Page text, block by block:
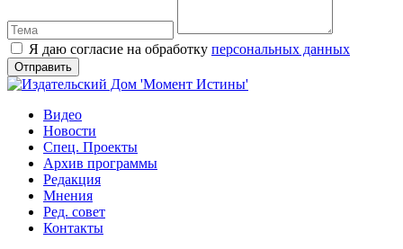
Я даю согласие на обработку персональных данных
Видео
Новости
Спец. Проекты
Архив программы
Редакция
Мнения
Ред. совет
Контакты